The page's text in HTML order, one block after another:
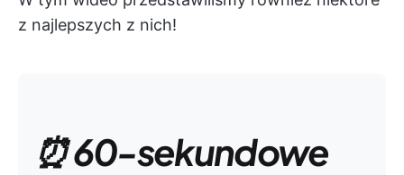
z najlepszych z nich!
⏰ 60-sekundowe